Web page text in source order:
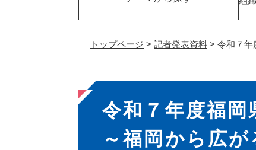
トップページ > 記者発表資料 > 令和７年
本
文
令和７年度福
～福岡から広